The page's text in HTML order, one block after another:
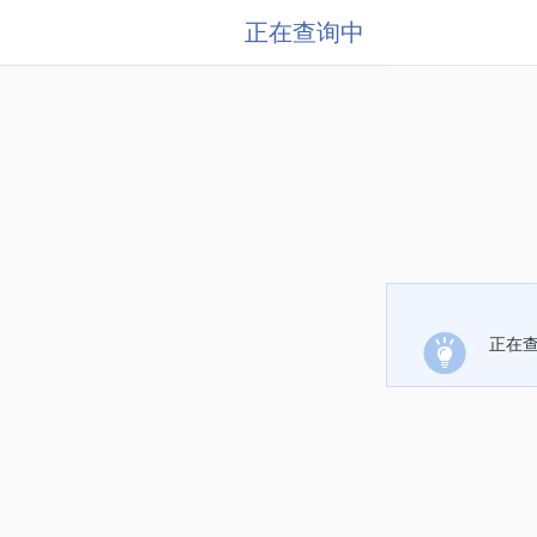
正在查询中
正在